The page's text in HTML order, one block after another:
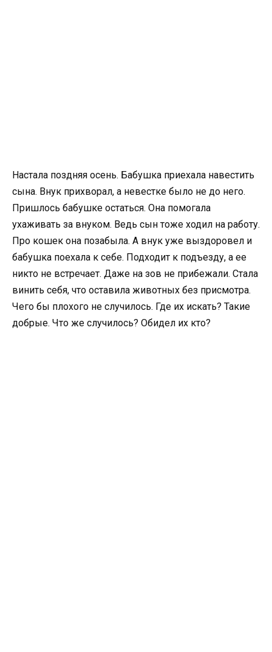
Настала поздняя осень. Бабушка приехала навестить
сына. Внук прихворал, а невестке было не до него.
Пришлось бабушке остаться. Она помогала
ухаживать за внуком. Ведь сын тоже ходил на работу.
Про кошек она позабыла. А внук уже выздоровел и
бабушка поехала к себе. Подходит к подъезду, а ее
никто не встречает. Даже на зов не прибежали. Стала
винить себя, что оставила животных без присмотра.
Чего бы плохого не случилось. Где их искать? Такие
добрые. Что же случилось? Обидел их кто?